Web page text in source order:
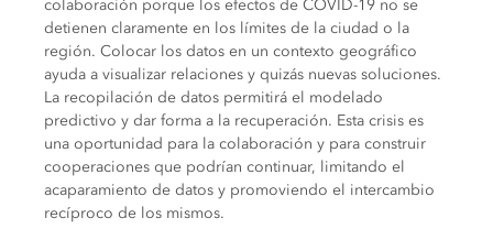
colaboración porque los efectos de COVID-19 no se
detienen claramente en los límites de la ciudad o la
región. Colocar los datos en un contexto geográfico
ayuda a visualizar relaciones y quizás nuevas soluciones.
La recopilación de datos permitirá el modelado
predictivo y dar forma a la recuperación. Esta crisis es
una oportunidad para la colaboración y para construir
cooperaciones que podrían continuar, limitando el
acaparamiento de datos y promoviendo el intercambio
recíproco de los mismos.